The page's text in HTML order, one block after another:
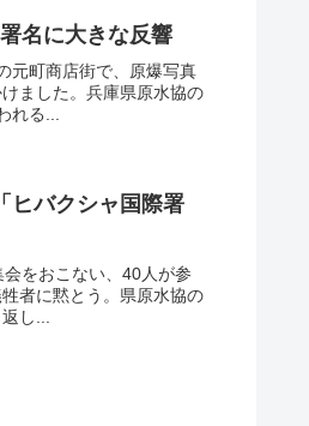
名に大きな反響
元町商店街で、原爆写真
ました。兵庫県原水協の
れる...
ヒバクシャ国際署
をおこない、40人が参
者に黙とう。県原水協の
し...